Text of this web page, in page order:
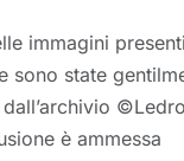
immagini
sono state
è ammessa